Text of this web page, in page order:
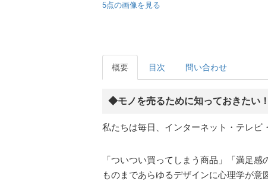
5点の画像を見る
概要 目次 問い合わせ
◆モノを売るために知っておきたい
私たちは毎日、インターネット・テレビ
「ついつい買ってしまう商品」「満足
ものまであらゆるデザインに心理学が意